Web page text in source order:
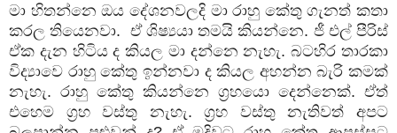
මා හිතන්නෙ ඔය දේශනවලදි මා රාහු කේතු ගැනත් කතා
කරල තියෙනවා. ඒ ශිෂ්‍යයා තමයි කියන්නෙ. ජී එල් පීරිස්
ඒක දැන හිටිය ද කියල මා දන්නෙ නැහැ. බටහිර තාරකා
විද්‍යාවෙ රාහු කේතු ඉන්නවා ද කියල අහන්න බැරි කමක්
නැහැ. රාහු කේතු කියන්නෙ ග්‍රහයො දෙන්නෙක්. ඒත්
එහෙම ග්‍රහ වස්තු නැහැ. ග්‍රහ වස්තු නැතිවත් අපට